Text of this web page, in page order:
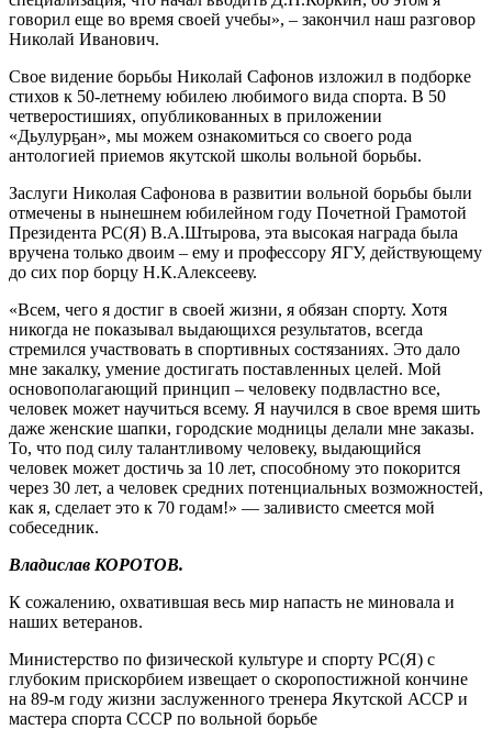
говорил еще во время своей учебы», – закончил наш разговор
Николай Иванович.
Свое видение борьбы Николай Сафонов изложил в подборке
стихов к 50-летнему юбилею любимого вида спорта. В 50
четверостишиях, опубликованных в приложении
«Дьулурҕан», мы можем ознакомиться со своего рода
антологией приемов якутской школы вольной борьбы.
Заслуги Николая Сафонова в развитии вольной борьбы были
отмечены в нынешнем юбилейном году Почетной Грамотой
Президента РС(Я) В.А.Штырова, эта высокая награда была
вручена только двоим – ему и профессору ЯГУ, действующему
до сих пор борцу Н.К.Алексееву.
«Всем, чего я достиг в своей жизни, я обязан спорту. Хотя
никогда не показывал выдающихся результатов, всегда
стремился участвовать в спортивных состязаниях. Это дало
мне закалку, умение достигать поставленных целей. Мой
основополагающий принцип – человеку подвластно все,
человек может научиться всему. Я научился в свое время шить
даже женские шапки, городские модницы делали мне заказы.
То, что под силу талантливому человеку, выдающийся
человек может достичь за 10 лет, способному это покорится
через 30 лет, а человек средних потенциальных возможностей,
как я, сделает это к 70 годам!» — заливисто смеется мой
собеседник.
Владислав КОРОТОВ.
К сожалению, охватившая весь мир напасть не миновала и
наших ветеранов.
Министерство по физической культуре и спорту РС(Я) с
глубоким прискорбием извещает о скоропостижной кончине
на 89-м году жизни заслуженного тренера Якутской АССР и
мастера спорта СССР по вольной борьбе